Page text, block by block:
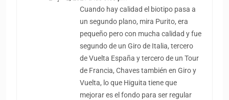
Cuando hay calidad el biotipo pasa a
un segundo plano, mira Purito, era
pequeño pero con mucha calidad y fue
segundo de un Giro de Italia, tercero
de Vuelta España y tercero de un Tour
de Francia, Chaves también en Giro y
Vuelta, lo que Higuita tiene que
mejorar es el fondo para ser regular